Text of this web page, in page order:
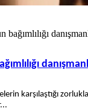
karşılaştığı